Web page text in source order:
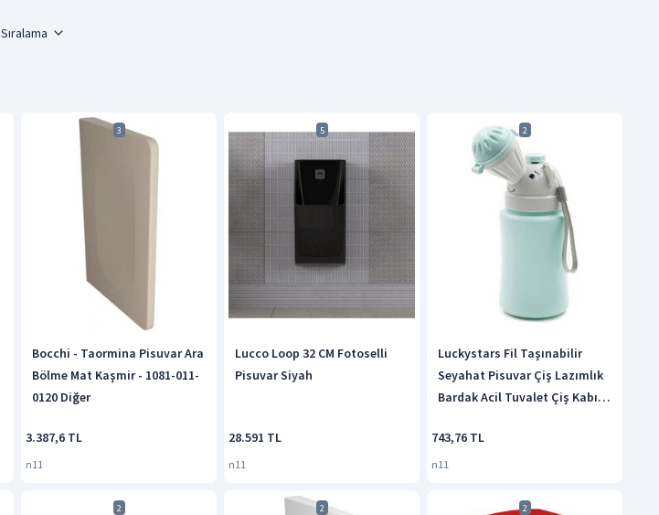
Sıralama
3
Bocchi - Taormina Pisuvar Ara
Bölme Mat Kaşmir - 1081-011-
0120 Diğer
3.387,6 TL
n11
5
Lucco Loop 32 CM Fotoselli
Pisuvar Siyah
28.591 TL
n11
2
Luckystars Fil Taşınabilir
Seyahat Pisuvar Çiş Lazımlık
Bardak Acil Tuvalet Çiş Kabı
743,76 TL
n11
2 2 2